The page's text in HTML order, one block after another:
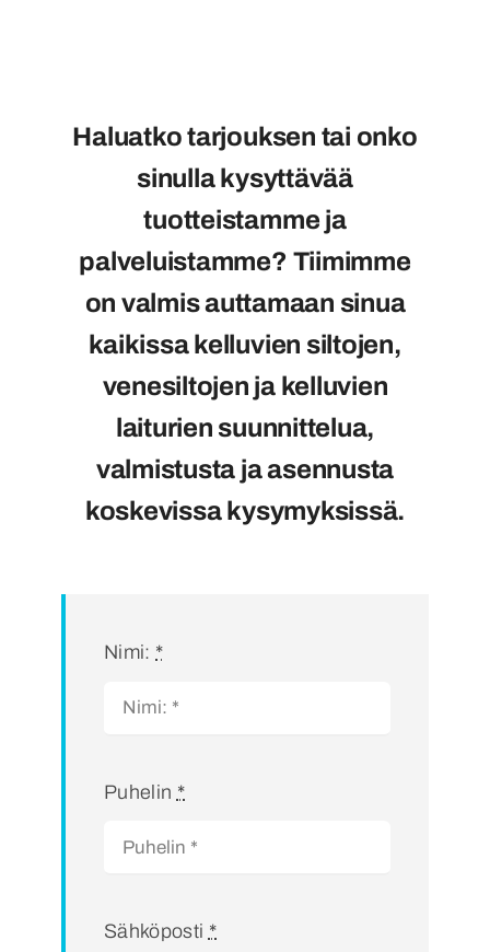
Haluatko tarjouksen tai onko
sinulla kysyttävää
tuotteistamme ja
palveluistamme? Tiimimme
on valmis auttamaan sinua
kaikissa kelluvien siltojen,
venesiltojen ja kelluvien
laiturien suunnittelua,
valmistusta ja asennusta
koskevissa kysymyksissä.
Nimi: *
Puhelin *
Sähköposti *